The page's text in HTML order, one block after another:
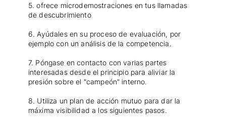
5. ofrece microdemostraciones en tus llamadas
de descubrimiento
6. Ayúdales en su proceso de evaluación, por
ejemplo con un análisis de la competencia.
7. Póngase en contacto con varias partes
interesadas desde el principio para aliviar la
presión sobre el "campeón" interno.
8. Utiliza un plan de acción mutuo para dar la
máxima visibilidad a los siguientes pasos.